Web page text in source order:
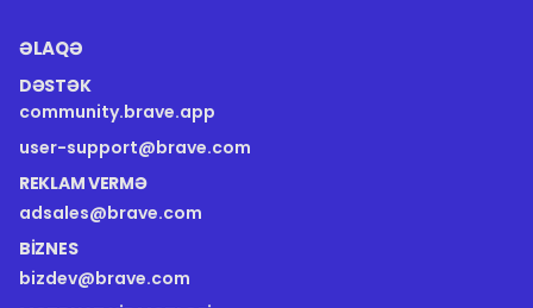
ƏLAQƏ
DƏSTƏK
community.brave.app
user-support@brave.com
REKLAM VERMƏ
adsales@brave.com
BIZNES
bizdev@brave.com